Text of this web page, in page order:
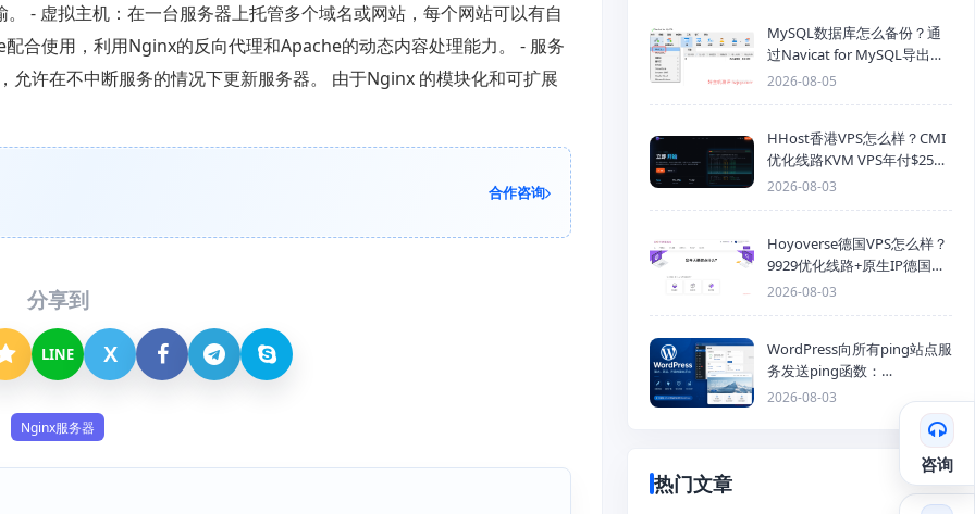
- 虚拟主机：在一台服务器上托管多个域名或网站，每个网站可以有自
合使用，利用Nginx的反向代理和Apache的动态内容处理能力。 - 服务
许在不中断服务的情况下更新服务器。 由于Nginx 的模块化和可扩展
合作咨询
分享到
LINE X
Nginx服务器
MySQL数据库怎么备份？通
过Navicat for MySQL导出
Mysql数据库为SQL格式备份
2026-08-05
HHost香港VPS怎么样？CMI
优化线路KVM VPS年付$25
起，4GB内存优惠套餐
2026-08-03
Hoyoverse德国VPS怎么样？
9929优化线路+原生IP德国
KVM VPS推荐
2026-08-03
WordPress向所有ping站点服
务发送ping函数：
generic_ping
2026-08-03
热门文章
咨询